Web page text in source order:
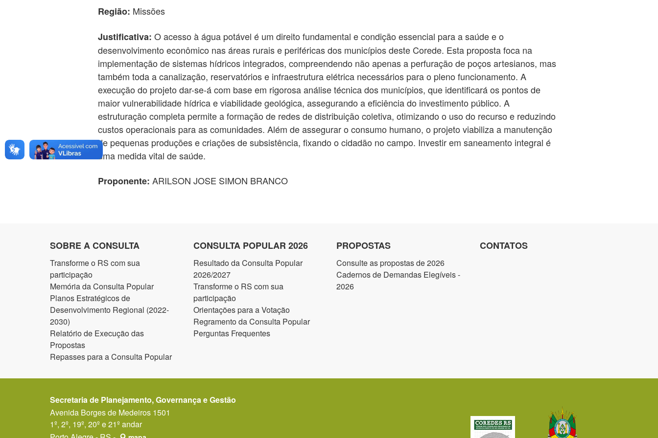
Região: Missões
Justificativa: O acesso à água potável é um direito fundamental e condição essencial para a saúde e o
desenvolvimento econômico nas áreas rurais e periféricas dos municípios deste Corede. Esta proposta foca na
implementação de sistemas hídricos integrados, compreendendo não apenas a perfuração de poços artesianos, mas
também toda a canalização, reservatórios e infraestrutura elétrica necessários para o pleno funcionamento. A
execução do projeto dar-se-á com base em rigorosa análise técnica dos municípios, que identificará os pontos de
maior vulnerabilidade hídrica e viabilidade geológica, assegurando a eficiência do investimento público. A
estruturação completa permite a formação de redes de distribuição coletiva, otimizando o uso do recurso e reduzindo
custos operacionais para as comunidades. Além de assegurar o consumo humano, o projeto viabiliza a manutenção
de pequenas produções e criações de subsistência, fixando o cidadão no campo. Investir em saneamento integral é
uma medida vital de saúde.
Proponente: ARILSON JOSE SIMON BRANCO
SOBRE A CONSULTA
Transforme o RS com sua
participação
Memória da Consulta Popular
Planos Estratégicos de
Desenvolvimento Regional (2022-
2030)
Relatório de Execução das
Propostas
Repasses para a Consulta Popular
CONSULTA POPULAR 2026
Resultado da Consulta Popular
2026/2027
Transforme o RS com sua
participação
Orientações para a Votação
Regramento da Consulta Popular
Perguntas Frequentes
PROPOSTAS
Consulte as propostas de 2026
Cadernos de Demandas Elegíveis -
2026
CONTATOS
Secretaria de Planejamento, Governança e Gestão
Avenida Borges de Medeiros 1501
1º, 2º, 19º, 20º e 21º andar